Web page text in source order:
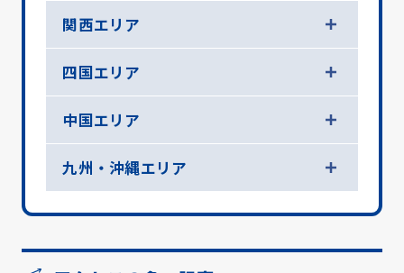
関西エリア
四国エリア
中国エリア
九州・沖縄エリア